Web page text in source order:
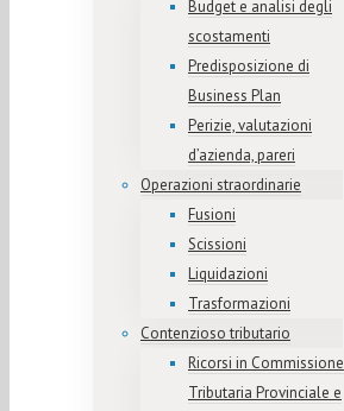
Budget e analisi degli
scostamenti
Predisposizione di
Business Plan
Perizie, valutazioni
d’azienda, pareri
Operazioni straordinarie
Fusioni
Scissioni
Liquidazioni
Trasformazioni
Contenzioso tributario
Ricorsi in Commissione
Tributaria Provinciale e